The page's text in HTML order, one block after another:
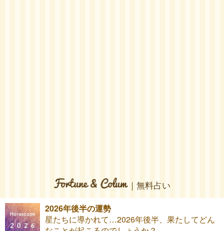
｜無料占い
2026年後半の運勢
星たちに導かれて…2026年後半、果たしてどん